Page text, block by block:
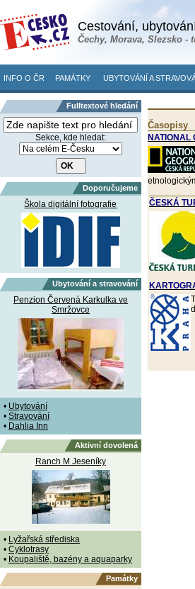
Cestování,
Čechy, Morava, Slezsko -
INFO O ČR PAMÁTKY UBYTOVÁNÍ A
Fulltextové hledání
Sekce, kde hledat:
Doporučujeme
Škola digitální fotografie
Ubytování a stravování
Penzion Červená Karkulka ve
Smržovce
• Ubytování
• Stravování
• Dahlia Inn
Aktivní dovolená
Ranch M Jeseníky
• Lyžařská střediska
• Cyklotrasy
• Koupaliště, bazény a aquaparky
Památky
Časopisy
NATIONAL
ČESKÁ